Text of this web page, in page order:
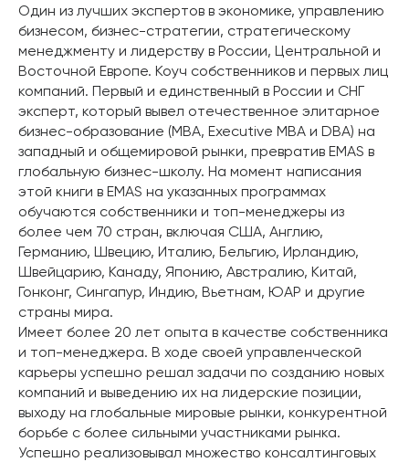
Один из лучших экспертов в экономике, управлению
бизнесом, бизнес-стратегии, стратегическому
менеджменту и лидерству в России, Центральной и
Восточной Европе. Коуч собственников и первых лиц
компаний. Первый и единственный в России и СНГ
эксперт, который вывел отечественное элитарное
бизнес-образование (MBA, Executive MBA и DBA) на
западный и общемировой рынки, превратив EMAS в
глобальную бизнес-школу. На момент написания
этой книги в EMAS на указанных программах
обучаются собственники и топ-менеджеры из
более чем 70 стран, включая США, Англию,
Германию, Швецию, Италию, Бельгию, Ирландию,
Швейцарию, Канаду, Японию, Австралию, Китай,
Гонконг, Сингапур, Индию, Вьетнам, ЮАР и другие
страны мира.
Имеет более 20 лет опыта в качестве собственника
и топ-менеджера. В ходе своей управленческой
карьеры успешно решал задачи по созданию новых
компаний и выведению их на лидерские позиции,
выходу на глобальные мировые рынки, конкурентной
борьбе с более сильными участниками рынка.
Успешно реализовывал множество консалтинговых